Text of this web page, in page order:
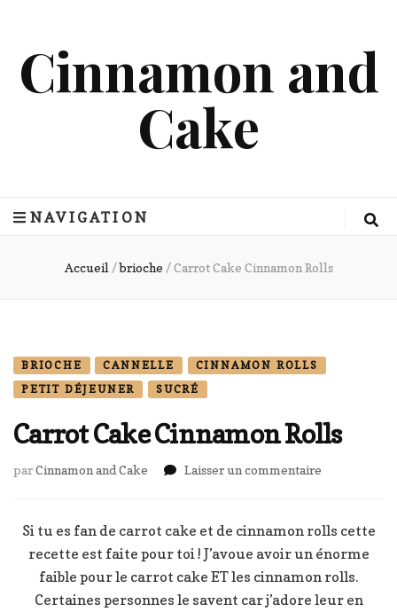
Cinnamon and
Cake
NAVIGATION
Accueil /brioche / Carrot Cake Cinnamon Rolls
BRIOCHE CANNELLE
CINNAMON ROLLS
PETIT DÉJEUNER
SUCRÉ
Carrot Cake Cinnamon Rolls
parCinnamon and Cake Laisser un commentaire
Cinnamon
Si tu es fan de carrot cake et de cinnamon rolls cette
recette est faite pour toi ! J’avoue avoir un énorme
faible pour le carrot cake ET les cinnamon rolls.
Certaines personnes le savent car j’adore leur en